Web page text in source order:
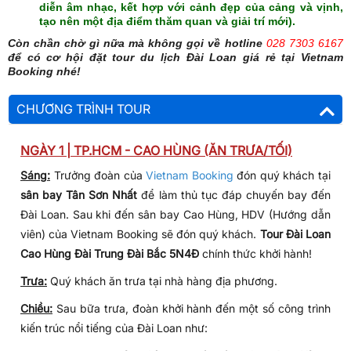
diễn âm nhạc, kết hợp với cảnh đẹp của cảng và vịnh,
tạo nên một địa điểm thăm quan và giải trí mới).
Còn chần chờ gì nữa mà không gọi về hotline 028 7303 6167
để có cơ hội đặt tour du lịch Đài Loan giá rẻ tại Vietnam
Booking nhé!
CHƯƠNG TRÌNH TOUR
NGÀY 1 | TP.HCM - CAO HÙNG (ĂN TRƯA/TỐI)
Sáng: Trưởng đoàn củaVietnam Booking đón quý khách tại
sân bay Tân Sơn Nhất để làm thủ tục đáp chuyến bay đến
Đài Loan. Sau khi đến sân bay Cao Hùng, HDV (Hướng dẫn
viên) của Vietnam Booking sẽ đón quý khách. Tour Đài Loan
Cao Hùng Đài Trung Đài Bắc 5N4Đ chính thức khởi hành!
Trưa: Quý khách ăn trưa tại nhà hàng địa phương.
Chiều: Sau bữa trưa, đoàn khởi hành đến một số công trình
kiến trúc nổi tiếng của Đài Loan như: